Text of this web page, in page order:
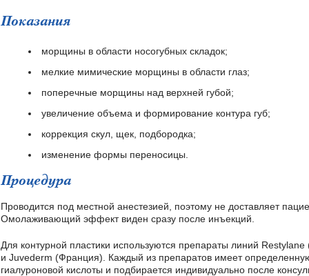
Показания
морщины в области носогубных складок;
мелкие мимические морщины в области глаз;
поперечные морщины над верхней губой;
увеличение объема и формирование контура губ;
коррекция скул, щек, подбородка;
изменение формы переносицы.
Процедура
Проводится под местной анестезией, поэтому не доставляет
Омолаживающий эффект виден сразу после инъекций.
Для контурной пластики используются препараты линий
и Juvederm (Франция). Каждый из препаратов имеет
гиалуроновой кислоты и подбирается индивидуально после